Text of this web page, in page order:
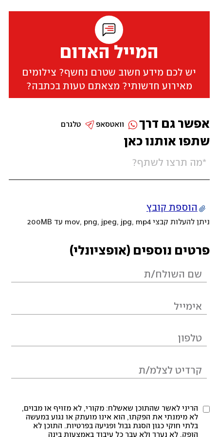
המייל האדום
יש לכם מידע חשוב שטרם נחשף? צילומים
מאירוע חדשותי? מצאתם טעות בכתבה?
שתפו אותנו כאן
הוספת קובץ
ניתן להעלות קבצי mov, png, jpeg, jpg, mp4 עד 200MB
פרטים נוספים (אופציונלי)
הריני לאשר שהתוכן שאשלח: מקורי, לא מזויף או מבוים,
לא מימנתי את הפקתו, הוא אינו מועתק או נגוע במעשה
בלתי חוקי כגון הסגת גבול ופגיעה בפרטיות. התוכן לא
הופק, לא נערך ולא עבר כל עיבוד באמצעות בינה
אפשר גם דרך טלגרם וואטסאפ